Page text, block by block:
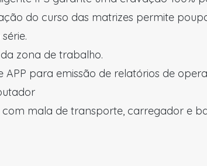
do curso das matrizes permite
zona de trabalho.
APP para emissão de relatórios de
com mala de transporte, carregador e